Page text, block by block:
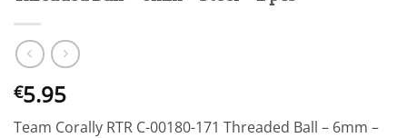
€5.95
Team Corally RTR C-00180-171 Threaded Ball – 6mm –